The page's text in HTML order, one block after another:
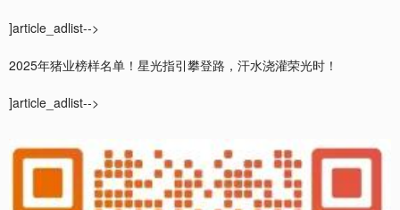
]article_adlist-->
2025年猪业榜样名单！星光指引攀登路，汗水浇灌荣光时！
]article_adlist-->